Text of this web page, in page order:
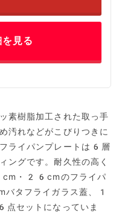
見る
素樹脂加工された取っ手
汚れなどがこびりつきに
ライパンプレートは6層
ングです。耐久性の高く
・26cmのフライパ
タフライガラス蓋、1
セットになっていま